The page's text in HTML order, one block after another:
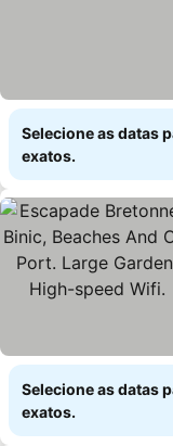
Selecione as datas
exatos.
Selecione as datas
exatos.